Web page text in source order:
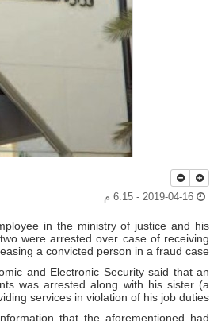
in the ministry of justice and his
were arrested over case of receiving
a convicted person in a fraud case.
and Electronic Security said that an
was arrested along with his sister (a
services in violation of his job duties.
that the aforementioned had